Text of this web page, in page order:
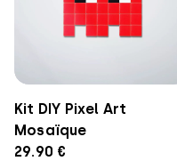
Kit DIY Pixel Art
Mosaïque
29.90 €